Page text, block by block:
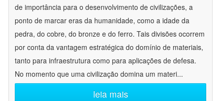
de importância para o desenvolvimento de civilizações, a
ponto de marcar eras da humanidade, como a idade da
pedra, do cobre, do bronze e do ferro. Tais divisões ocorrem
por conta da vantagem estratégica do domínio de materiais,
tanto para infraestrutura como para aplicações de defesa.
No momento que uma civilização domina um materi...
leia mais